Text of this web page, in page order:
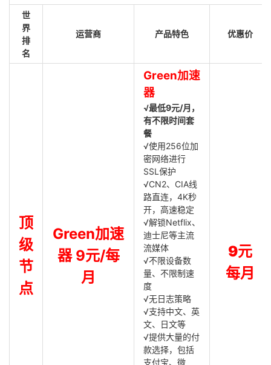
世
界
排
名
运营商 产品特色 优惠价
顶
级
节
点
Green加速
器 9元/每
月
Green加速
器
√最低9元/月，
有不限时间套
餐
√使用256位加
密网络进行
SSL保护
√CN2、CIA线
路直连，4K秒
开，高速稳定
√解锁Netflix、
迪士尼等主流
流媒体
√不限设备数
量、不限制速
度
√无日志策略
√支持中文、英
文、日文等
√提供大量的付
款选择，包括
支付宝、微
9元
每月